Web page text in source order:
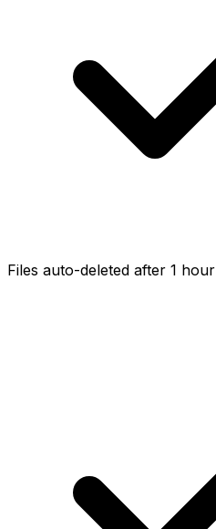
Files auto-deleted after 1 hour